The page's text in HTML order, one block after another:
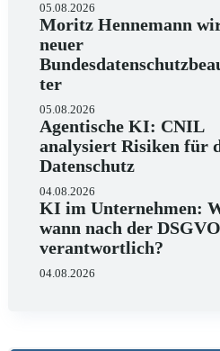
05.08.2026
Moritz Hennemann
neuer
ter
05.08.2026
Agentische KI: CNIL
analysiert Risiken für
Datenschutz
04.08.2026
KI im Unternehmen:
wann nach der DSGVO
verantwortlich?
04.08.2026